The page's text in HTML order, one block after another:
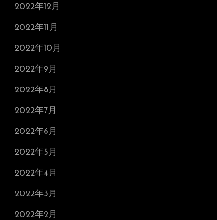
2022年12月
2022年11月
2022年10月
2022年9月
2022年8月
2022年7月
2022年6月
2022年5月
2022年4月
2022年3月
2022年2月